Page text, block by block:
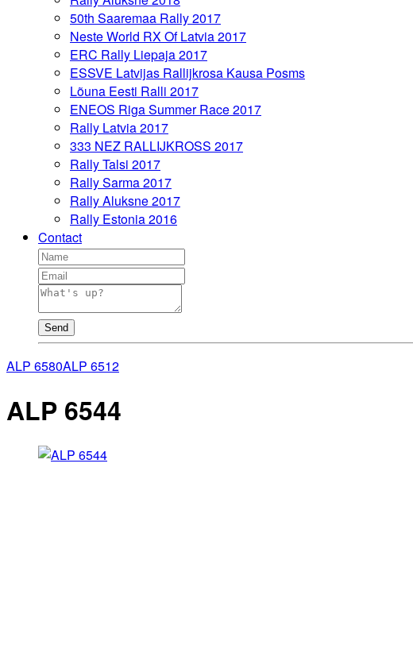
50th Saaremaa Rally 2017
Neste World RX Of Latvia 2017
ERC Rally Liepaja 2017
ESSVE Latvijas Rallijkrosa Kausa Posms
Lõuna Eesti Ralli 2017
ENEOS Riga Summer Race 2017
Rally Latvia 2017
333 NEZ RALLIJKROSS 2017
Rally Talsi 2017
Rally Sarma 2017
Rally Aluksne 2017
Rally Estonia 2016
Contact
Send
ALP 6580ALP 6512
ALP 6544